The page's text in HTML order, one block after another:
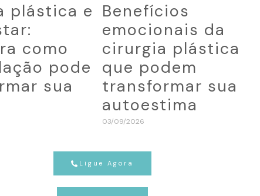
plástica e
como
pode
sua
Benefícios
emocionais da
cirurgia plástica
que podem
transformar sua
autoestima
03/09/2026
Ligue Agora